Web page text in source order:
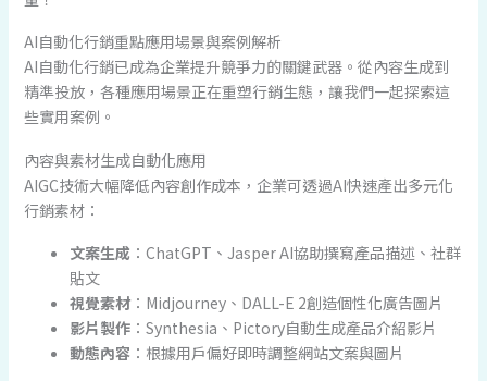
AI自動化行銷重點應用場景與案例解析
AI自動化行銷已成為企業提升競爭力的關鍵武器。從內容生成到
精準投放，各種應用場景正在重塑行銷生態，讓我們一起探索這
些實用案例。
內容與素材生成自動化應用
AIGC技術大幅降低內容創作成本，企業可透過AI快速產出多元化
行銷素材：
文案生成 ：ChatGPT、Jasper AI協助撰寫產品描述、社群
貼文
視覺素材：Midjourney、DALL-E 2創造個性化廣告圖片
影片製作：Synthesia、Pictory自動生成產品介紹影片
動態內容 ：根據用戶偏好即時調整網站文案與圖片